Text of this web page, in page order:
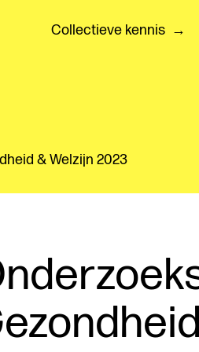
Collectieve kennis
& Welzijn 2023